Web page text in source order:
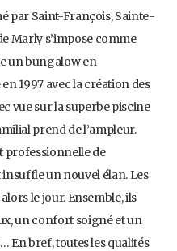
par Saint-François, Sainte-
Marly s’impose comme
un bungalow en
1997 avec la création des
vue sur la superbe piscine
prend de l’ampleur.
professionnelle de
un nouvel élan. Les
le jour. Ensemble, ils
un confort soigné et un
En bref, toutes les qualités